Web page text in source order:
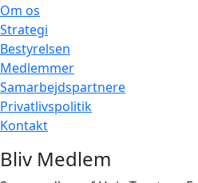
Om os
Strategi
Bestyrelsen
Medlemmer
Samarbejdspartnere
Privatlivspolitik
Kontakt
Bliv Medlem